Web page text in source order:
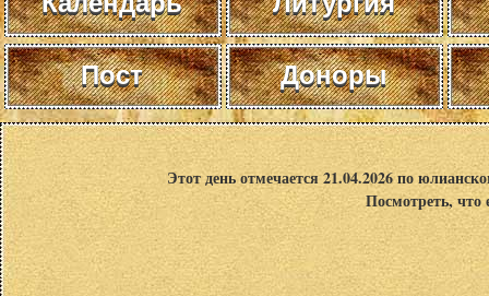
Пост Доноры
Этот день отмечается 21.04.2026 по
Посмотреть,